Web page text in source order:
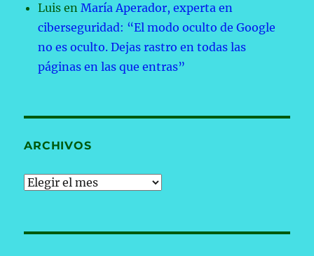
Luis enMaría Aperador, experta en
ciberseguridad: “El modo oculto de Google
no es oculto. Dejas rastro en todas las
páginas en las que entras”
ARCHIVOS
Archivos